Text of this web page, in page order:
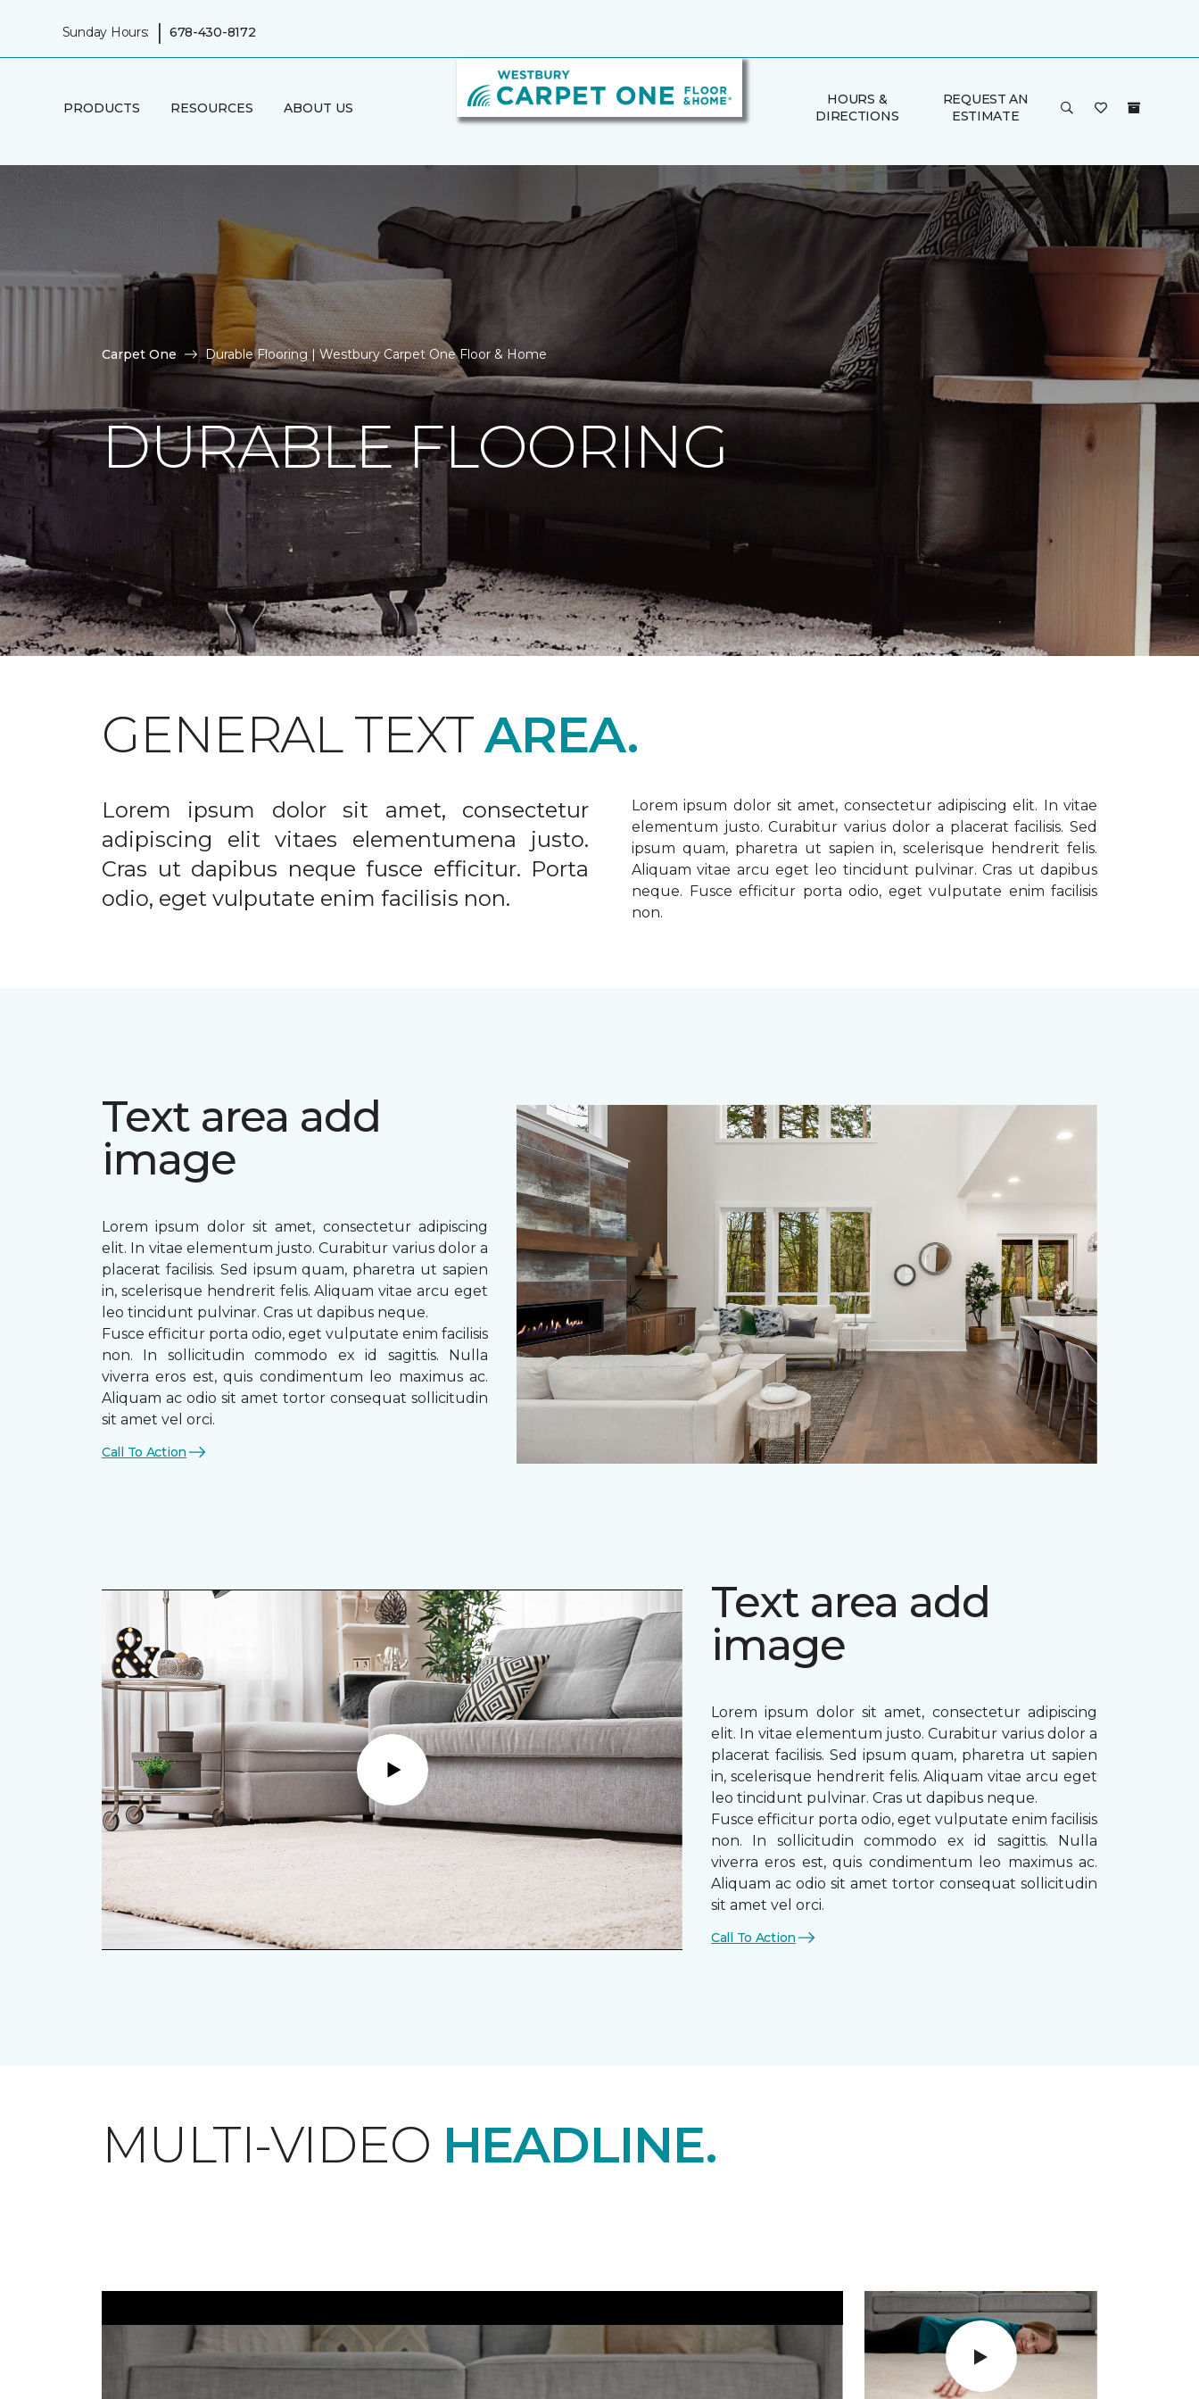
Sunday Hours: | 678-430-8172
PRODUCTS RESOURCES ABOUT US
HOURS &
DIRECTIONS
REQUEST AN
ESTIMATE
Carpet One Durable Flooring | Westbury Carpet One Floor & Home
DURABLE FLOORING
GENERAL TEXTAREA.
Lorem ipsum dolor sit amet, consectetur
adipiscing elit vitaes elementumena justo.
Cras ut dapibus neque fusce efficitur. Porta
odio, eget vulputate enim facilisis non.
Lorem ipsum dolor sit amet, consectetur adipiscing elit. In vitae
elementum justo. Curabitur varius dolor a placerat facilisis. Sed
ipsum quam, pharetra ut sapien in, scelerisque hendrerit felis.
Aliquam vitae arcu eget leo tincidunt pulvinar. Cras ut dapibus
neque. Fusce efficitur porta odio, eget vulputate enim facilisis
non.
Text area add
image
Lorem ipsum dolor sit amet, consectetur adipiscing
elit. In vitae elementum justo. Curabitur varius dolor a
placerat facilisis. Sed ipsum quam, pharetra ut sapien
in, scelerisque hendrerit felis. Aliquam vitae arcu eget
leo tincidunt pulvinar. Cras ut dapibus neque.
Fusce efficitur porta odio, eget vulputate enim facilisis
non. In sollicitudin commodo ex id sagittis. Nulla
viverra eros est, quis condimentum leo maximus ac.
Aliquam ac odio sit amet tortor consequat sollicitudin
sit amet vel orci.
Call To Action
Text area add
image
Lorem ipsum dolor sit amet, consectetur adipiscing
elit. In vitae elementum justo. Curabitur varius dolor a
placerat facilisis. Sed ipsum quam, pharetra ut sapien
in, scelerisque hendrerit felis. Aliquam vitae arcu eget
leo tincidunt pulvinar. Cras ut dapibus neque.
Fusce efficitur porta odio, eget vulputate enim facilisis
non. In sollicitudin commodo ex id sagittis. Nulla
viverra eros est, quis condimentum leo maximus ac.
Aliquam ac odio sit amet tortor consequat sollicitudin
sit amet vel orci.
Call To Action
Play
MULTI-VIDEO HEADLINE.